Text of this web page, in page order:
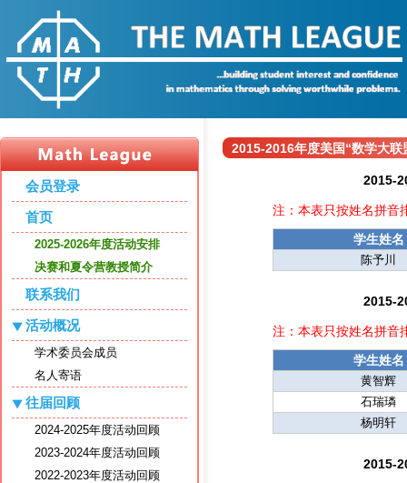
会员登录
首页
2025-2026年度活动安排
决赛和夏令营教授简介
联系我们
活动概况
学术委员会成员
名人寄语
往届回顾
2024-2025年度活动回顾
2023-2024年度活动回顾
2022-2023年度活动回顾
2015-2016年度美国“数学大
2015-
注：本表只按姓名拼音
学生姓名
陈予川
2015-
注：本表只按姓名拼音
学生姓名
黄智辉
石瑞璘
杨明轩
2015-